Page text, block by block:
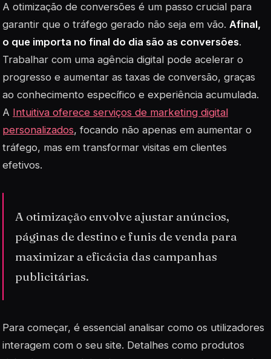
A otimização de conversões é um passo crucial para
garantir que o tráfego gerado não seja em vão. Afinal,
o que importa no final do dia são as conversões.
Trabalhar com uma agência digital pode acelerar o
progresso e aumentar as taxas de conversão, graças
ao conhecimento específico e experiência acumulada.
A Intuitiva oferece serviços de marketing digital
personalizados, focando não apenas em aumentar o
tráfego, mas em transformar visitas em clientes
efetivos.
A otimização envolve ajustar anúncios,
páginas de destino e funis de venda para
maximizar a eficácia das campanhas
publicitárias.
Para começar, é essencial analisar como os utilizadores
interagem com o seu site. Detalhes como produtos